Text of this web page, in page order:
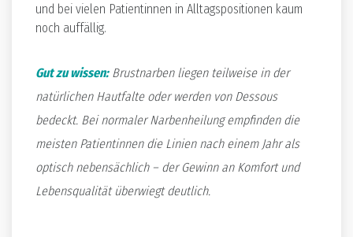
und bei vielen Patientinnen in Alltags­positionen kaum
noch auffällig.
Gut zu wissen: Brustnarben liegen teilweise in der
natürlichen Hautfalte oder werden von Dessous
bedeckt. Bei normaler Narbenheilung empfinden die
meisten Patientinnen die Linien nach einem Jahr als
optisch nebensächlich – der Gewinn an Komfort und
Lebensqualität überwiegt deutlich.